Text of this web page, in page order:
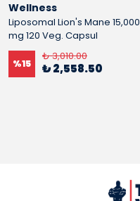
Wellness
Liposomal Lion's Mane 15,000
mg 120 Veg. Capsul
%15
₺ 3,010.00
₺ 2,558.50